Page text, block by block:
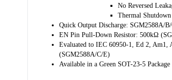
No Reversed
Thermal Shutdown
Quick Output Discharge: SGM2588A/
EN Pin Pull-Down Resistor: 500kΩ
Evaluated to IEC 60950-1, Ed 2, Am1,
(SGM2588A/C/E)
Available in a Green SOT-23-5 Package